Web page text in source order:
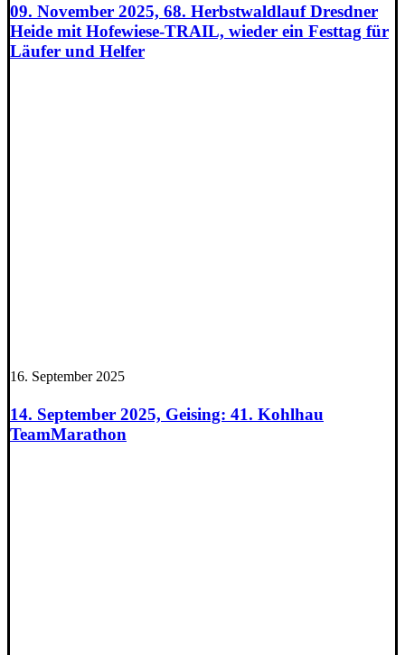
09. November 2025, 68. Herbstwaldlauf Dresdner
Heide mit Hofewiese-TRAIL, wieder ein Festtag für
Läufer und Helfer
16. September 2025
14. September 2025, Geising: 41. Kohlhau
TeamMarathon